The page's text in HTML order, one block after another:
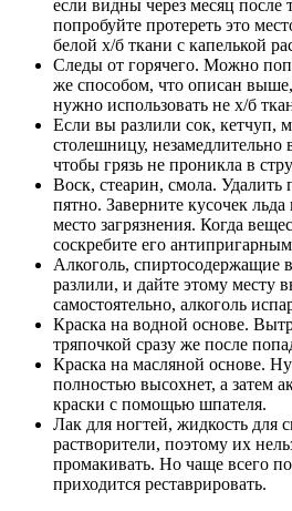
если видны через месяц после
попробуйте протереть это
белой х/б ткани с капелькой
Следы от горячего. Можно
же способом, что описан
нужно использовать не х/б
Если вы разлили сок, кетчуп,
столешницу, незамедлительно
чтобы грязь не проникла в
Воск, стеарин, смола. Удалить
пятно. Заверните кусочек
место загрязнения. Когда
соскребите его
Алкоголь, спиртосодержащие
разлили, и дайте этому месту
самостоятельно, алкоголь
Краска на водной основе.
тряпочкой сразу же после
Краска на масляной основе.
полностью высохнет, а затем
краски с помощью шпателя.
Лак для ногтей, жидкость для
растворители, поэтому их
промакивать. Но чаще всего
приходится реставрировать.